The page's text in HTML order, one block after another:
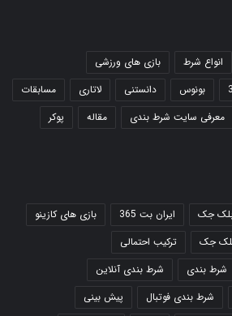
انواع شرط
بازی های ورزشی
بونوس دانستنی لاتاری
مسابقات
معرفی سایت شرط بندی مقاله پوکر
بلک جک ایران بت 365
بازی های کازینو
جک
ترکیب احتمالی
شرط بندی
شرط بندی آنلاین
شرط بندی فوتبال پیش بینی